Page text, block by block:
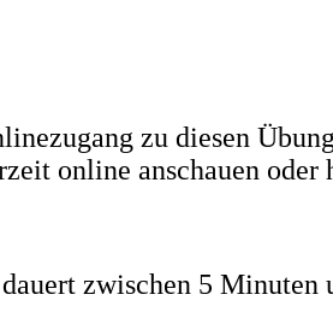
zu diesen
online anschauen oder
zwischen 5 Minuten